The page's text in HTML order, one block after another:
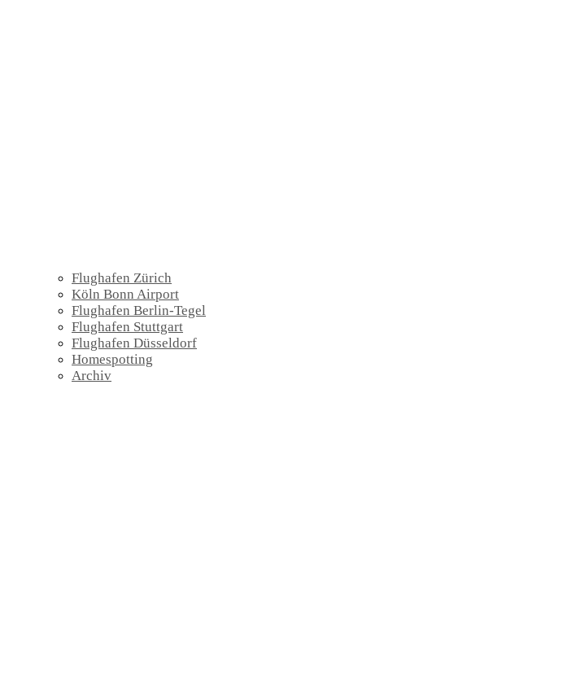
Flughafen Zürich
Köln Bonn Airport
Flughafen Berlin-Tegel
Flughafen Stuttgart
Flughafen Düsseldorf
Homespotting
Archiv